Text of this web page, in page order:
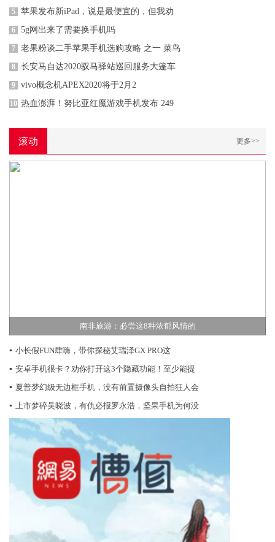
5 苹果发布新iPad，说是最便宜的，但我劝
6 5g网出来了需要换手机吗
7 老果粉谈二手苹果手机选购攻略 之一 菜鸟
8 长安马自达2020驭马驿站巡回服务大篷车
9 vivo概念机APEX2020将于2月2
10 热血澎湃！努比亚红魔游戏手机发布 249
滚动 更多>>
南非旅游：必尝这8种浓郁风情的
▪ 小长假FUN肆嗨，带你探秘艾瑞泽GX PRO这
▪ 安卓手机很卡？劝你打开这3个隐藏功能！至少能提
▪ 夏普梦幻级无边框手机，没有前置摄像头自拍狂人会
▪ 上市梦碎吴晓波，有仇必报罗永浩，坚果手机为何没